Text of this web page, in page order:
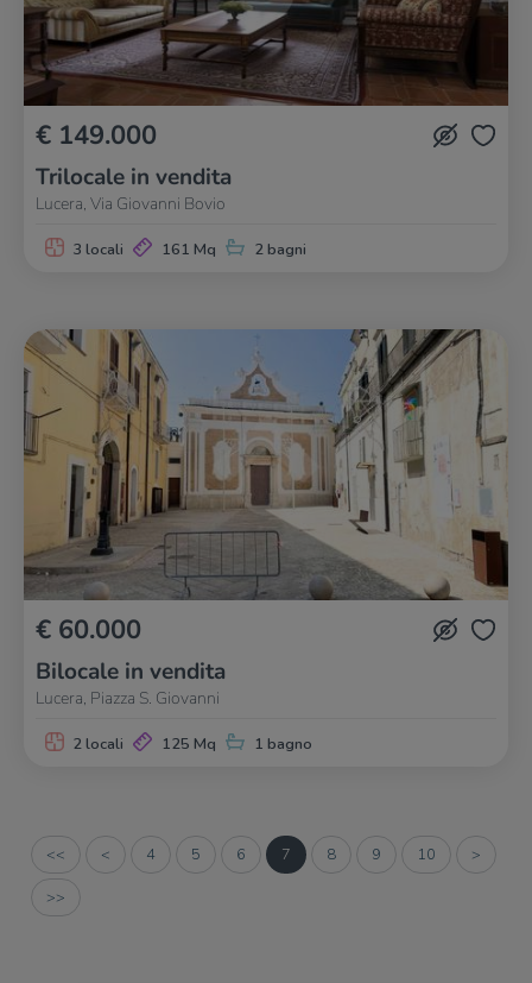
€ 149.000
Trilocale in vendita
Lucera, Via Giovanni Bovio
3 locali 161 Mq 2 bagni
€ 60.000
Bilocale in vendita
Lucera, Piazza S. Giovanni
2 locali 125 Mq 1 bagno
<< < 4 5 6 7 8 9 10
>
>>